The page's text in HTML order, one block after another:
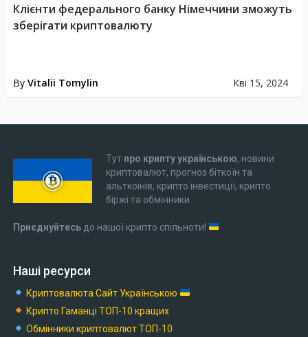
By Vitalii Tomylin Кві 15, 2024
Клієнти федерального банку Німеччини зможуть
зберігати криптовалюту
Тут про крипту українською, новини
криптовалют, прогноз біткоїн та
альткоінів, крипто інвестиції, крипто
біржі та обмінники.
Приєднуйтесьдо нашої крипто спільноти!
Наші ресурси
Криптовалюта Cайт Українською
Крипто Гаманці ТОП-10 кращих
Обмінники криптовалют ТОП-10